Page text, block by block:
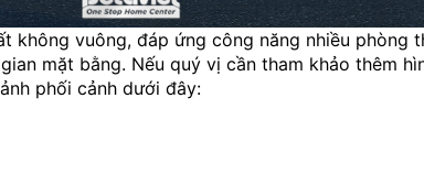
không vuông, đáp ứng công năng nhiều phòng
mặt bằng. Nếu quý vị cần tham khảo thêm
phối cảnh dưới đây: